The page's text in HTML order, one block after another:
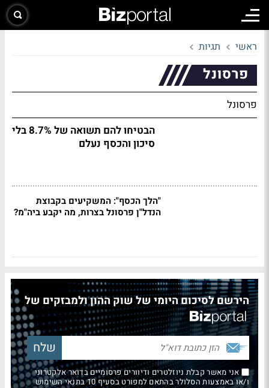
ראשי תגיות
פרסונל
פרסונל
הבטיחו להם תשואה של 8.7% בלי
סיכון והכסף נעלם
"הלך הכסף": המשקיעים בקבוצת
הנדל"ן פרסונל בצרות, מה יקבע ביה"מ?
הירשם לסיכום היומי של שוק ההון ולמבזקים של
אני מאשר קבלת ניוזלטרים ודיוורים פרסומיים בדואר אלקטרוני
ו/או באמצעות הסלולר בהתאם למפורט בסעיף 10 בתנאי השימוש